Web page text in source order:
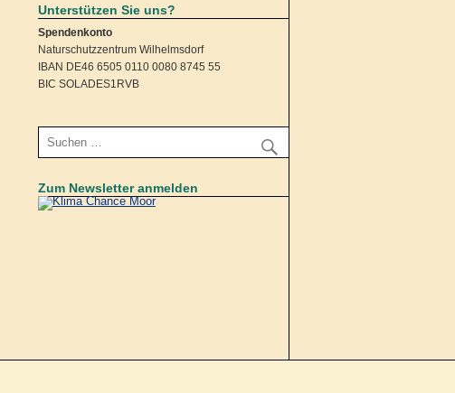
Unterstützen Sie uns?
Spendenkonto
Naturschutzzentrum Wilhelmsdorf
IBAN DE46 6505 0110 0080 8745 55
BIC SOLADES1RVB
Zum Newsletter anmelden